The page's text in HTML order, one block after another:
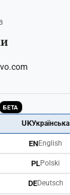
БЕТА
UKУкраїнська
ENEnglish
PLPolski
DEDeutsch